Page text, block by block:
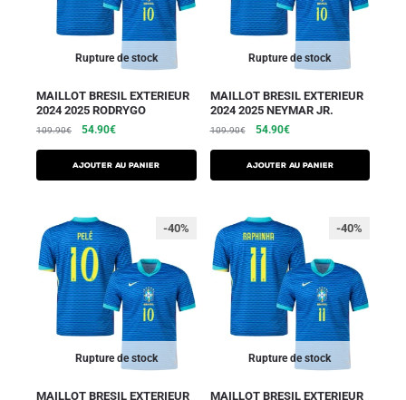
Rupture de stock
MAILLOT BRESIL EXTERIEUR
2024 2025 RODRYGO
109.90€ 54.90€
AJOUTER AU PANIER
Rupture de stock
MAILLOT BRESIL EXTERIEUR
2024 2025 NEYMAR JR.
109.90€ 54.90€
AJOUTER AU PANIER
Rupture de stock
-40%
MAILLOT BRESIL EXTERIEUR
Rupture de stock
-40%
MAILLOT BRESIL EXTERIEUR